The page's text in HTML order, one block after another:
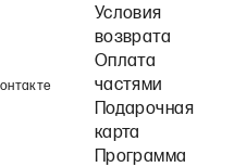
Условия
возврата
Оплата
частями
Подарочная
карта
Программа